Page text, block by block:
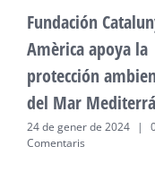
Fundación
Amèrica apoya la
protección
del Mar
24 de gener de 2024 |
Comentaris